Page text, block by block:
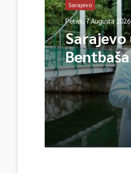
Sarajevo
Petak, 7 Augusta
Sarajevo
okuplja